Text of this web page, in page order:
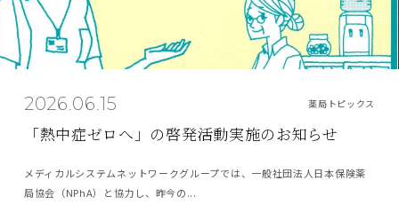
2026.06.15 薬局トピックス
「熱中症ゼロへ」の啓発活動実施のお知らせ
メディカルシステムネットワークグループでは、一般社団法人日本保険薬
局協会（NPhA）と協力し、昨今の...